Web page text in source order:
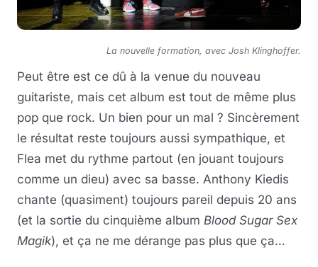
La nouvelle formation, avec Josh Klinghoffer.
Peut être est ce dû à la venue du nouveau
guitariste, mais cet album est tout de même plus
pop que rock. Un bien pour un mal ? Sincèrement
le résultat reste toujours aussi sympathique, et
Flea met du rythme partout (en jouant toujours
comme un dieu) avec sa basse. Anthony Kiedis
chante (quasiment) toujours pareil depuis 20 ans
(et la sortie du cinquième album Blood Sugar Sex
Magik), et ça ne me dérange pas plus que ça…